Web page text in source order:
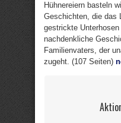
Hühnereiern basteln
Geschichten, die das
gestrickte Unterhosen
nachdenkliche
Familienvaters, der
zugeht. (107 Seiten)